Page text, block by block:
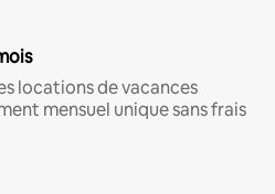
locations de vacances
mensuel unique sans frais